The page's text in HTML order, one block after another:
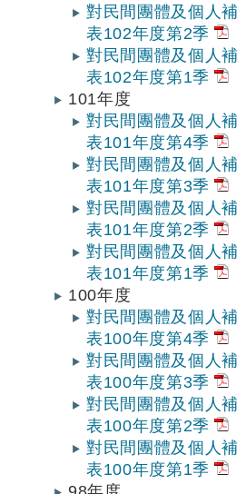
對民間團體及個人補
表102年度第2季
對民間團體及個人補
表102年度第1季
101年度
對民間團體及個人補
表101年度第4季
對民間團體及個人補
表101年度第3季
對民間團體及個人補
表101年度第2季
對民間團體及個人補
表101年度第1季
100年度
對民間團體及個人補
表100年度第4季
對民間團體及個人補
表100年度第3季
對民間團體及個人補
表100年度第2季
對民間團體及個人補
表100年度第1季